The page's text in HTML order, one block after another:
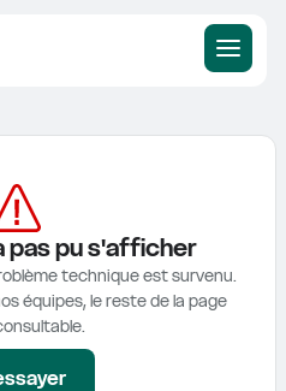
pas pu s'afficher
technique est survenu.
équipes, le reste de la page